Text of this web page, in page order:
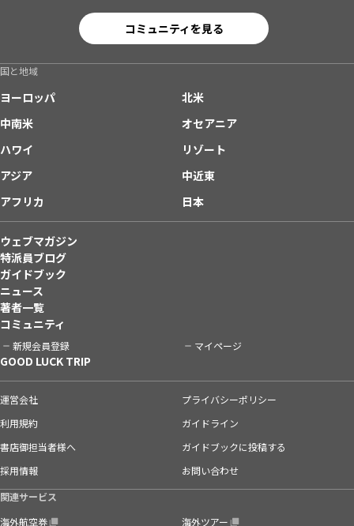
コミュニティを見る
国と地域
ヨーロッパ
北米
中南米
オセアニア
ハワイ
リゾート
アジア
中近東
アフリカ
日本
ウェブマガジン
特派員ブログ
ガイドブック
ニュース
著者一覧
コミュニティ
新規会員登録 マイページ
GOOD LUCK TRIP
運営会社
プライバシーポリシー
利用規約
ガイドライン
書店御担当者様へ
ガイドブックに投稿する
採用情報
お問い合わせ
関連サービス
海外航空券
海外ツアー